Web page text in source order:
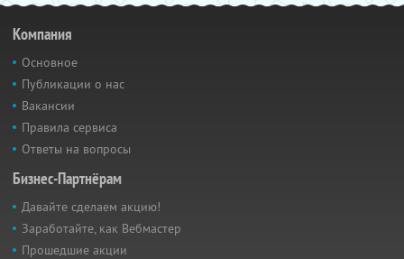
Компания
Основное
Публикации о нас
Вакансии
Правила сервиса
Ответы на вопросы
Бизнес-Партнёрам
Давайте сделаем акцию!
Заработайте, как Вебмастер
Прошедшие акции